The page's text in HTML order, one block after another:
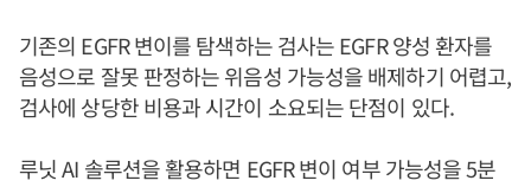
기존의 EGFR 변이를 탐색하는 검사는 EGFR 양성 환자를
음성으로 잘못 판정하는 위음성 가능성을 배제하기 어렵고,
검사에 상당한 비용과 시간이 소요되는 단점이 있다.
루닛 AI 솔루션을 활용하면 EGFR 변이 여부 가능성을 5분